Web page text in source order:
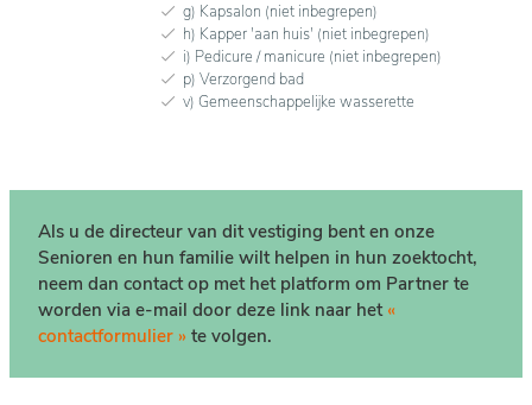
g) Kapsalon (niet inbegrepen)
h) Kapper 'aan huis' (niet inbegrepen)
i) Pedicure / manicure (niet inbegrepen)
p) Verzorgend bad
v) Gemeenschappelijke wasserette
Als u de directeur van dit vestiging bent en onze
Senioren en hun familie wilt helpen in hun zoektocht,
neem dan contact op met het platform om Partner te
worden via e-mail door deze link naar het «
contactformulier » te volgen.